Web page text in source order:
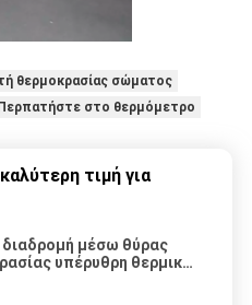
θερμοκρασίας σώματος
Περπατήστε στο θερμόμετρο
τιμή για
διαδρομή μέσω θύρας
υπέρυθρη θερμική